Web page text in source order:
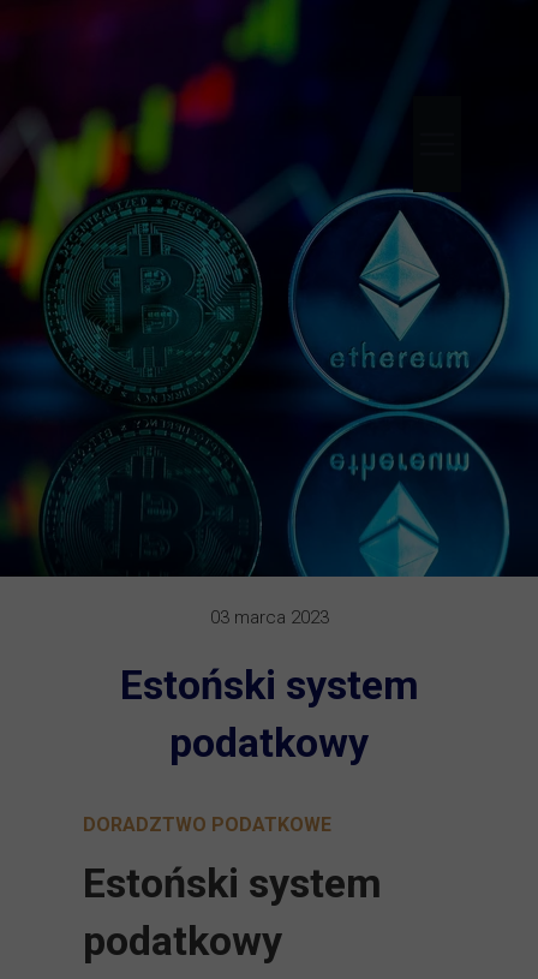
03 marca 2023
Estoński system
podatkowy
DORADZTWO PODATKOWE
Estoński system
podatkowy